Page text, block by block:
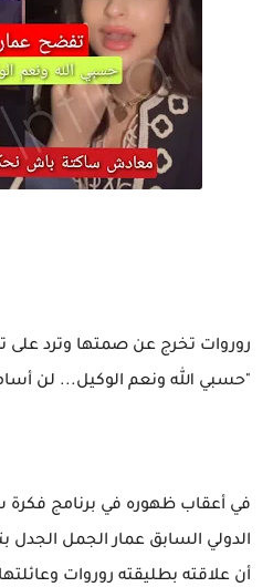
روروات تخرج عن صمتها وترد على
"حسبي الله ونعم الوكيل... لن
في أعقاب ظهوره في برنامج فكرة
الدولي السابق عمار الجمل الجدل
أن علاقته بطليقته روروات